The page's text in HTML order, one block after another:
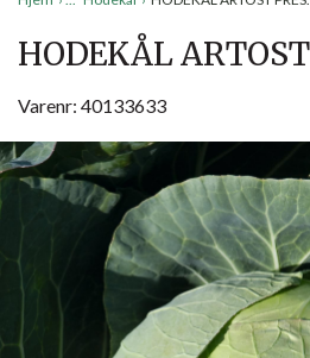
HODEKÅL
Varenr: 40133633
Salg!